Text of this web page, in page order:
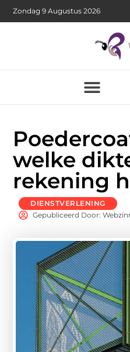
Zondag 9 Augustus 2026
welke
rekening
DIENSTVERLENING
Gepubliceerd Door: